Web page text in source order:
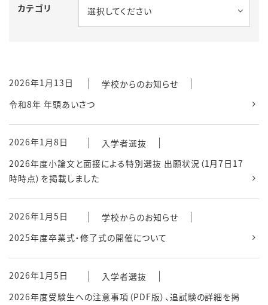
カテゴリ 選択してください
2026年1月13日
学校からのお知らせ
令和8年 年頭あいさつ
2026年1月8日
入学者選抜
2026年度小論文と面接による特別選抜 出願状況（1月7日17
時時点）を掲載しました
2026年1月5日
学校からのお知らせ
2025年度卒業式・修了式の開催について
2026年1月5日
入学者選抜
2026年度受験生への注意事項（PDF版）、追試験の詳細を掲